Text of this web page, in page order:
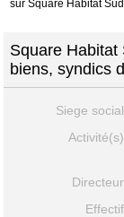
sur Square Habitat
Square Habitat
biens, syndics
Siege